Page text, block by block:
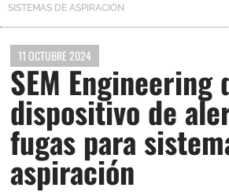
SISTEMAS DE ASPIRACIÓN
11 OCTUBRE 2024
SEM Engineering
dispositivo de
fugas para
aspiración